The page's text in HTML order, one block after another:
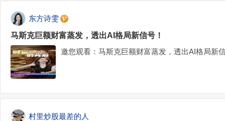
东方诗雯
马斯克巨额财富蒸发，透出AI格局新信号！
邀您观看：马斯克巨额财富蒸发，透出AI格局新
村里炒股最差的人